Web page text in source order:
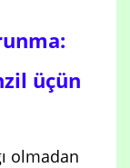
üçün
olmadan